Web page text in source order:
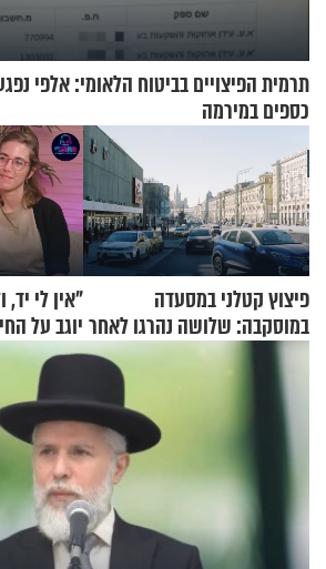
תרמית הפיצויים בביטוח הלאומי: אלפי
כספים במירמה
פיצוץ קטלני במסעדה
במוסקבה: שלושה נהרגו לאחר
שמטען שנשאה אישה התפוצץ
"אין לי
יוגב על